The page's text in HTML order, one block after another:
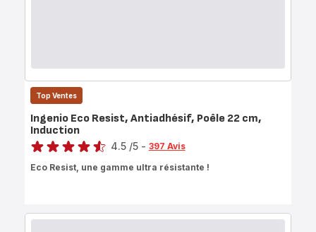
Top Ventes
Ingenio Eco Resist, Antiadhésif, Poêle 22 cm,
Induction
Note
4.5 /5 - 397 Avis
Eco Resist, une gamme ultra résistante !